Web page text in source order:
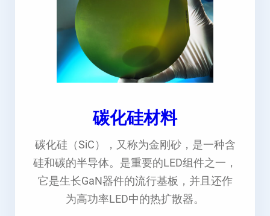
碳化硅材料
碳化硅（SiC），又称为金刚砂，是一种含
硅和碳的半导体。是重要的LED组件之一，
它是生长GaN器件的流行基板，并且还作
为高功率LED中的热扩散器。